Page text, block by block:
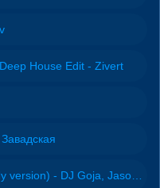
House Edit - Zivert